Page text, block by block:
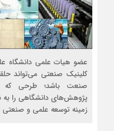
عضو هیات علمی دانشگاه
کلینیک صنعتی می‌تواند
صنعت باشد؛ طرحی که
پژوهش‌های دانشگاهی را به
زمینه‌ توسعه علمی و صنعتی